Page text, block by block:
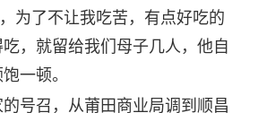
为了不让我吃苦，有点好吃的
，就留给我们母子几人，他自
一顿。
号召，从莆田商业局调到顺昌